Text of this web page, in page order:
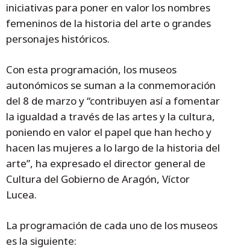
iniciativas para poner en valor los nombres
femeninos de la historia del arte o grandes
personajes históricos.
Con esta programación, los museos
autonómicos se suman a la conmemoración
del 8 de marzo y “contribuyen así a fomentar
la igualdad a través de las artes y la cultura,
poniendo en valor el papel que han hecho y
hacen las mujeres a lo largo de la historia del
arte”, ha expresado el director general de
Cultura del Gobierno de Aragón, Víctor
Lucea.
La programación de cada uno de los museos
es la siguiente: